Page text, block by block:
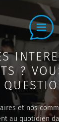
?
et nos
au quotidien